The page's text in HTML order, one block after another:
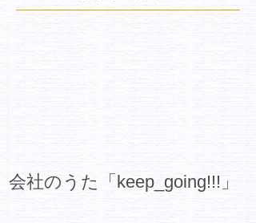
会社のうた「keep_going!!!」